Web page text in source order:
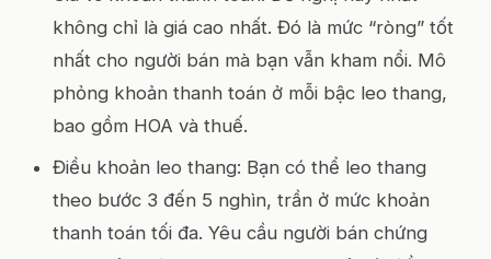
không chỉ là giá cao nhất. Đó là mức “ròng” tốt
nhất cho người bán mà bạn vẫn kham nổi. Mô
phỏng khoản thanh toán ở mỗi bậc leo thang,
bao gồm HOA và thuế.
Điều khoản leo thang: Bạn có thể leo thang
theo bước 3 đến 5 nghìn, trần ở mức khoản
thanh toán tối đa. Yêu cầu người bán chứng